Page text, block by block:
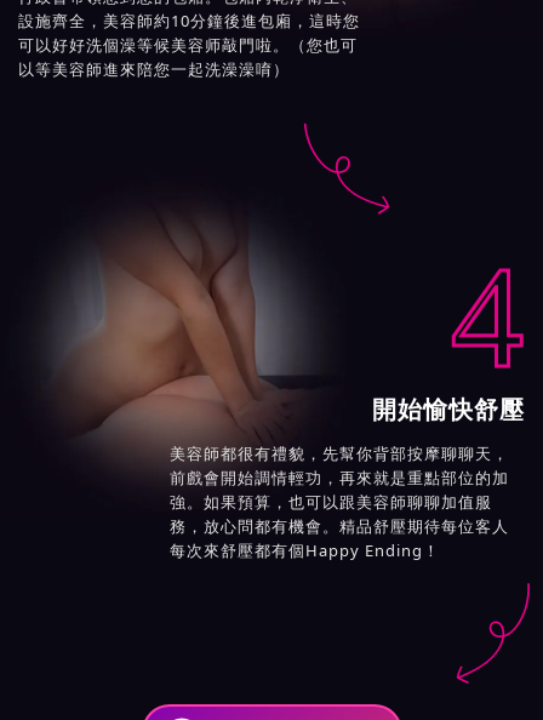
設施齊全，美容師約10分鐘後進包廂，這時您
可以好好洗個澡等候美容师敲門啦。（您也可
以等美容師進來陪您一起洗澡澡唷）

4
開始愉快舒壓
美容師都很有禮貌，先幫你背部按摩聊聊天，
前戲會開始調情輕功，再來就是重點部位的加
強。如果預算，也可以跟美容師聊聊加值服
務，放心問都有機會。精品舒壓期待每位客人
每次來舒壓都有個Happy Ending！